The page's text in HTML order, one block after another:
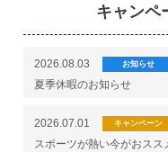
キャンペ
2026.08.03 お知らせ
夏季休暇のお知らせ
2026.07.01 キャンペーン
スポーツが熱い今がおス